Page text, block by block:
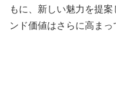
もに、新しい魅力を提
ンド価値はさらに高まっ